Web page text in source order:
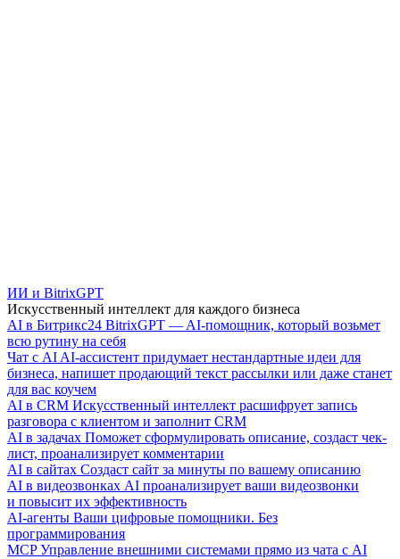
ИИ и BitrixGPT
Искусственный интеллект для каждого бизнеса
AI в Битрикс24 BitrixGPT — AI-помощник, который возьмет
всю рутину на себя
Чат с AI AI-ассистент придумает нестандартные идеи для
бизнеса, напишет продающий текст рассылки или даже станет
для вас коучем
AI в CRM Искусственный интеллект расшифрует запись
разговора с клиентом и заполнит CRM
AI в задачах Поможет сформулировать описание, создаст чек-
лист, проанализирует комментарии
AI в сайтах Создаст сайт за минуты по вашему описанию
AI в видеозвонках AI проанализирует ваши видеозвонки
и повысит их эффективность
AI-агенты Ваши цифровые помощники. Без
программирования
MCP Управление внешними системами прямо из чата с AI